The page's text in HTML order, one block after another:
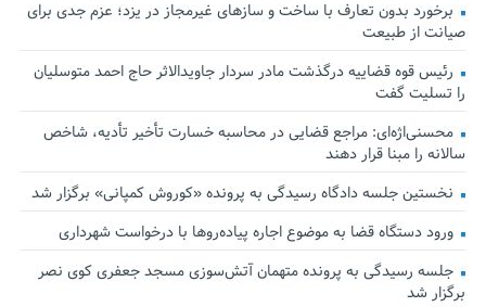
برخورد بدون تعارف با ساخت‌ و سازهای غیرمجاز در یزد؛ عزم جدی برای
صیانت از طبیعت
رئیس قوه قضاییه درگذشت مادر سردار جاویدالاثر حاج احمد متوسلیان
را تسلیت گفت
محسنی‌اژه‌ای: مراجع قضایی در محاسبه خسارت تأخیر تأدیه، شاخص
سالانه را مبنا قرار دهند
نخستین جلسه دادگاه رسیدگی به پرونده «کوروش کمپانی» برگزار شد
ورود دستگاه قضا به موضوع اجاره پیاده‌روها با درخواست شهرداری
جلسه رسیدگی به پرونده متهمان آتش‌سوزی مسجد جعفری کوی نصر
برگزار شد